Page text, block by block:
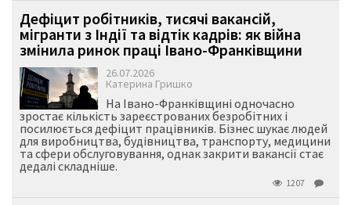
Дефіцит робітників, тисячі вакансій,
мігранти з Індії та відтік кадрів: як війна
змінила ринок праці Івано-Франківщини
26.07.2026
Катерина Гришко
На Івано-Франківщині одночасно
зростає кількість зареєстрованих безробітних і
посилюється дефіцит працівників. Бізнес шукає людей
для виробництва, будівництва, транспорту, медицини
та сфери обслуговування, однак закрити вакансії стає
дедалі складніше.
1207